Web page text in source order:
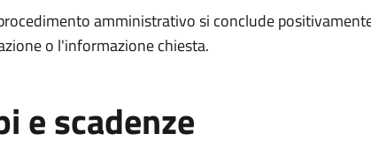
amministrativo si conclude
o l'informazione chiesta.
e scadenze